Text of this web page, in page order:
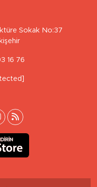
Sokak No:37
16 76